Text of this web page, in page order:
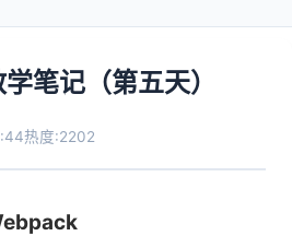
笔记（第五天）
热度:2202